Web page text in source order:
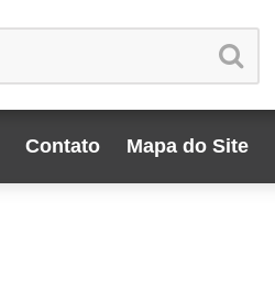
Contato Mapa do Site